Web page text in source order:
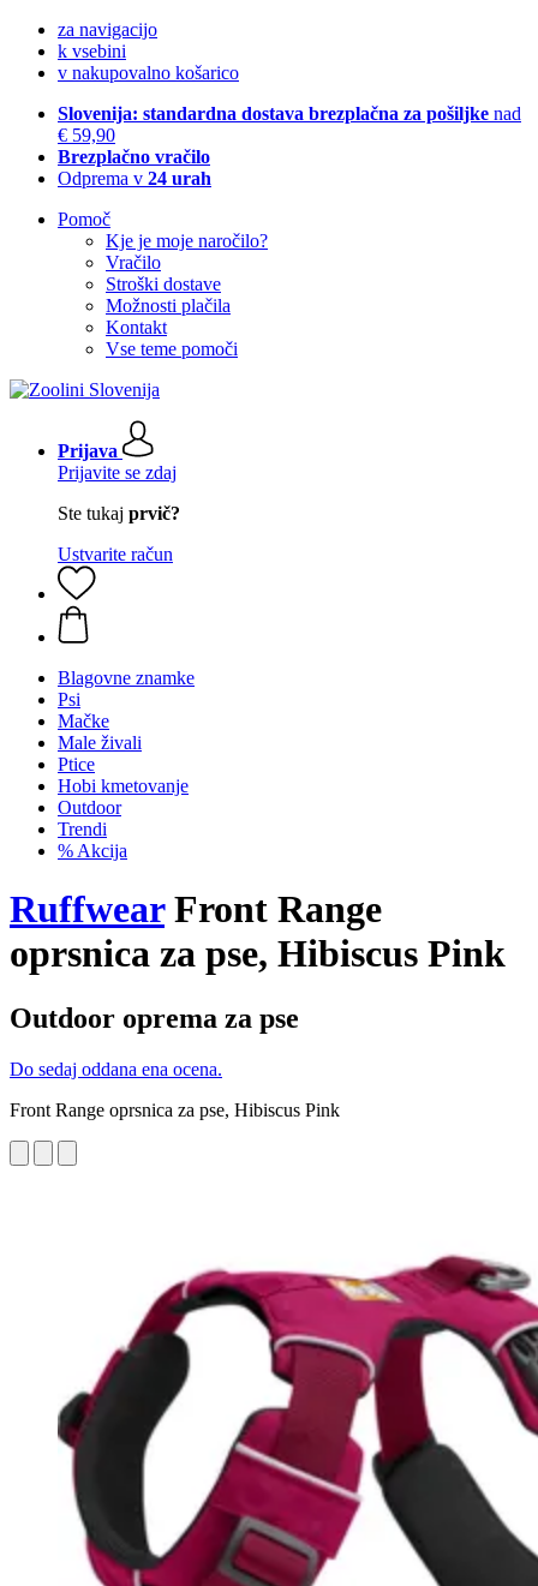
za navigacijo
k vsebini
v nakupovalno košarico
Slovenija: standardna dostava brezplačna za pošiljke nad
€ 59,90
Brezplačno vračilo
Odprema v 24 urah
Pomoč
Kje je moje naročilo?
Vračilo
Stroški dostave
Možnosti plačila
Kontakt
Vse teme pomoči
Prijava
Prijavite se zdaj
Ste tukaj prvič?
Ustvarite račun
Blagovne znamke
Psi
Mačke
Male živali
Ptice
Hobi kmetovanje
Outdoor
Trendi
% Akcija
RuffwearFront Range
oprsnica za pse, Hibiscus Pink
Outdoor oprema za pse
Do sedaj oddana ena ocena.
Front Range oprsnica za pse, Hibiscus Pink